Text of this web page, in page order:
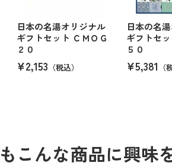
日本の名湯オリジナル
ギフトセット ＣＭＯＧ
２０
¥2,153 （税込）
日本の名
ギフトセ
５０
¥5,381 （
こんな商品に興味